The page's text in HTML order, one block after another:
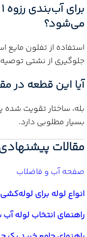
می‌شود؟
استفاده از تفلون مایع
جلوگیری از نشتی
آیا این قطعه در
بله، ساختار تقویت
بسیار مطلوبی دارد.
مقالات
صفحه آب و فاضلاب
انواع لوله برای
راهنمای انتخاب لوله